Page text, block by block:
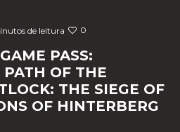
de leitura 0
PASS:
OF THE
THE SIEGE OF
OF HINTERBERG